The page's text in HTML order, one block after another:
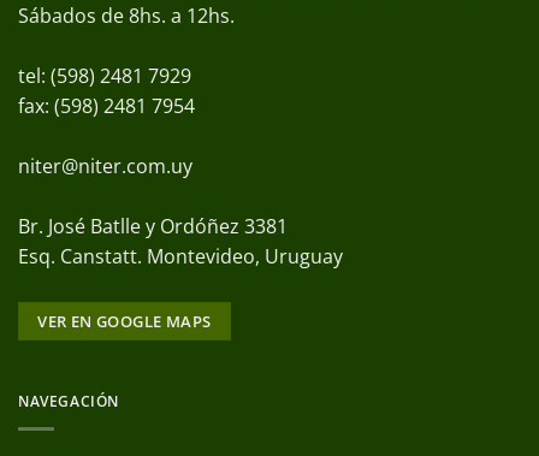
Sábados de 8hs. a 12hs.
tel: (598) 2481 7929
fax: (598) 2481 7954
niter@niter.com.uy
Br. José Batlle y Ordóñez 3381
Esq. Canstatt. Montevideo, Uruguay
VER EN GOOGLE MAPS
NAVEGACIÓN